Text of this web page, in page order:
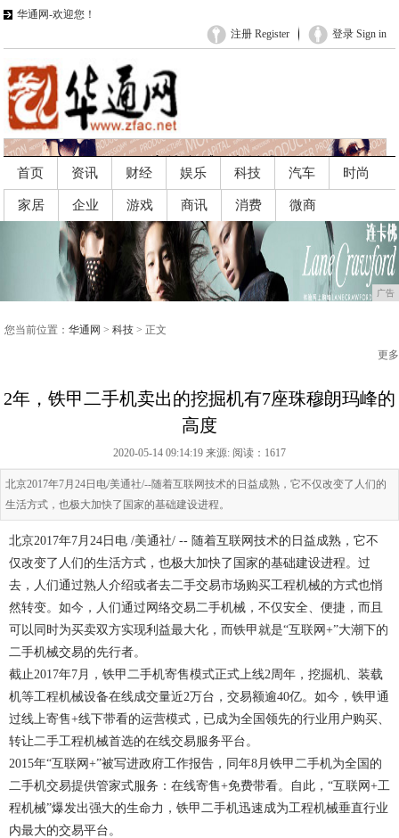
华通网-欢迎您！
登录 Sign in
注册 Register
首页 资讯 财经 娱乐 科技 汽车 时尚
家居 企业 游戏 商讯 消费 微商
广告
您当前位置： 华通网 > 科技 > 正文
更多
2年，铁甲二手机卖出的挖掘机有7座珠穆朗玛峰的
高度
2020-05-14 09:14:19 来源: 阅读：1617
北京2017年7月24日电/美通社/--随着互联网技术的日益成熟，它不仅改变了人们的
生活方式，也极大加快了国家的基础建设进程。
北京2017年7月24日电 /美通社/ -- 随着互联网技术的日益成熟，它不
仅改变了人们的生活方式，也极大加快了国家的基础建设进程。过
去，人们通过熟人介绍或者去二手交易市场购买工程机械的方式也悄
然转变。如今，人们通过网络交易二手机械，不仅安全、便捷，而且
可以同时为买卖双方实现利益最大化，而铁甲就是“互联网+”大潮下的
二手机械交易的先行者。
截止2017年7月，铁甲二手机寄售模式正式上线2周年，挖掘机、装载
机等工程机械设备在线成交量近2万台，交易额逾40亿。如今，铁甲通
过线上寄售+线下带看的运营模式，已成为全国领先的行业用户购买、
转让二手工程机械首选的在线交易服务平台。
2015年“互联网+”被写进政府工作报告，同年8月铁甲二手机为全国的
二手机交易提供管家式服务：在线寄售+免费带看。自此，“互联网+工
程机械”爆发出强大的生命力，铁甲二手机迅速成为工程机械垂直行业
内最大的交易平台。